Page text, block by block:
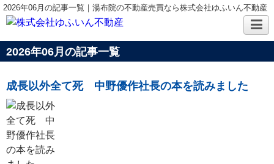
2026年06月の記事一覧｜湯布院の不動産売買なら株式会社ゆふいん不動産
2026年06月の記事一覧
成長以外全て死 中野優作社長の本を読みました